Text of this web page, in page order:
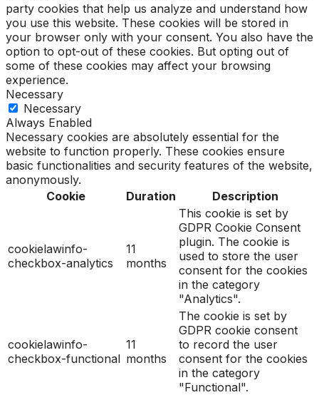
party cookies that help us analyze and understand how
you use this website. These cookies will be stored in
your browser only with your consent. You also have the
option to opt-out of these cookies. But opting out of
some of these cookies may affect your browsing
experience.
Necessary
Necessary
Always Enabled
Necessary cookies are absolutely essential for the
website to function properly. These cookies ensure
basic functionalities and security features of the website,
anonymously.
Cookie
Duration Description
cookielawinfo-
checkbox-analytics
11
months
This cookie is set by
GDPR Cookie Consent
plugin. The cookie is
used to store the user
consent for the cookies
in the category
"Analytics".
cookielawinfo-
checkbox-functional
11
months
The cookie is set by
GDPR cookie consent
to record the user
consent for the cookies
in the category
"Functional".